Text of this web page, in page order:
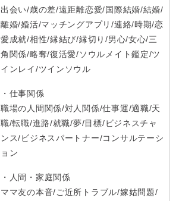
出会い/歳の差/遠距離恋愛/国際結婚/結婚/
離婚/婚活/マッチングアプリ/連絡/時期/恋
愛成就/相性/縁結び/縁切り/男心/女心/三
角関係/略奪/復活愛/ソウルメイト鑑定/ツ
インレイ/ツインソウル
・仕事関係
職場の人間関係/対人関係/仕事運/適職/天
職/転職/進路/就職/夢/目標/ビジネスチャ
ンス/ビジネスパートナー/コンサルテーシ
ョン
・人間・家庭関係
ママ友の本音/ご近所トラブル/嫁姑問題/